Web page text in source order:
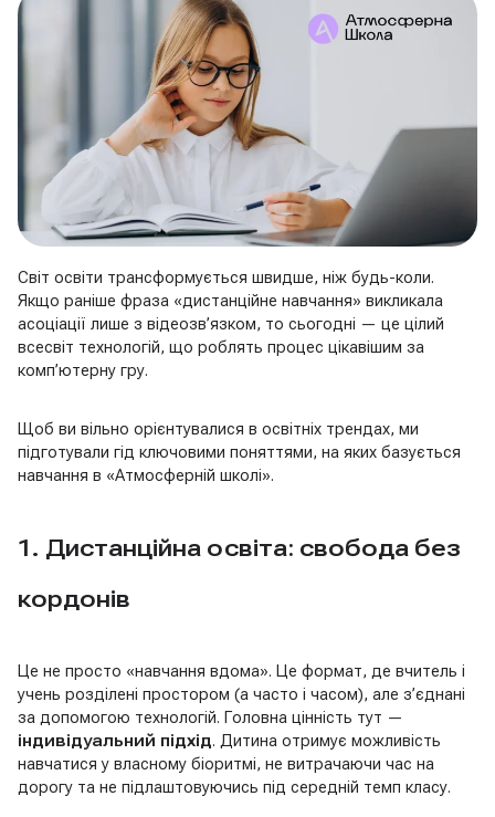
Світ освіти трансформується швидше, ніж будь-коли.
Якщо раніше фраза «дистанційне навчання» викликала
асоціації лише з відеозв’язком, то сьогодні — це цілий
всесвіт технологій, що роблять процес цікавішим за
комп’ютерну гру.
Щоб ви вільно орієнтувалися в освітніх трендах, ми
підготували гід ключовими поняттями, на яких базується
навчання в «Атмосферній школі».
1. Дистанційна освіта: свобода без
кордонів
Це не просто «навчання вдома». Це формат, де вчитель і
учень розділені простором (а часто і часом), але з’єднані
за допомогою технологій. Головна цінність тут —
індивідуальний підхід. Дитина отримує можливість
навчатися у власному біоритмі, не витрачаючи час на
дорогу та не підлаштовуючись під середній темп класу.